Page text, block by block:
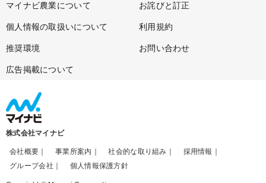
マイナビ農業について お詫びと訂正
個人情報の取扱いについて 利用規約
推奨環境 お問い合わせ
広告掲載について
株式会社マイナビ
会社概要 事業所案内 社会的な取り組み
採用情報
グループ会社
個人情報保護方針